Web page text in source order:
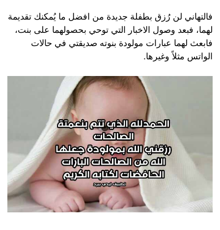
فالتهاني لن رُزق بطفلة جديدة من افضل ما يُمكنك تقديمة
لهما، فبعد وصول الاخبار التي توحي بحصولهما على بنت،
فابعث لهما عبارات مولودة بنوته صديقتي في حالات
الواتس مثلاً وغيرها.